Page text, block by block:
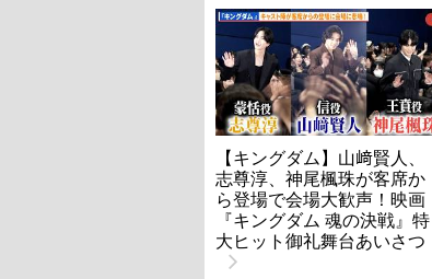
【キングダム】山﨑賢人、
志尊淳、神尾楓珠が客席か
ら登場で会場大歓声！映画
『キングダム 魂の決戦』特
大ヒット御礼舞台あいさつ